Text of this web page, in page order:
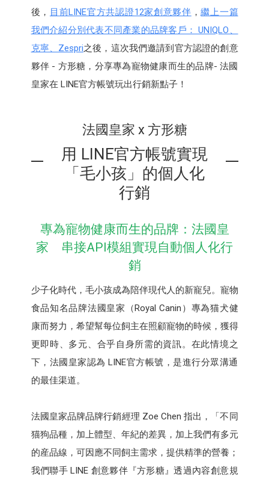
後， 目前LINE官方共認證12家創意夥伴 ，繼上一篇
我們介紹分別代表不同產業的品牌客戶： UNIQLO、
克寧、Zespri之後，這次我們邀請到官方認證的創意
夥伴 - 方形糖，分享專為寵物健康而生的品牌- 法國
皇家在 LINE官方帳號玩出行銷新點子！
法國皇家 x 方形糖
用 LINE官方帳號實現
「毛小孩」的個人化
行銷
專為寵物健康而生的品牌：法國皇
家 串接API模組實現自動個人化行
銷
少子化時代，毛小孩成為陪伴現代人的新寵兒。寵物
食品知名品牌法國皇家（Royal Canin）專為猫犬健
康而努力，希望幫每位飼主在照顧寵物的時候，獲得
更即時、多元、合乎自身所需的資訊。在此情境之
下，法國皇家認為 LINE官方帳號，是進行分眾溝通
的最佳渠道。
法國皇家品牌品牌行銷經理 Zoe Chen 指出，「不同
猫狗品種，加上體型、年紀的差異，加上我們有多元
的産品線，可因應不同飼主需求，提供精準的營養；
我們聯手 LINE 創意夥伴『方形糖』透過內容創意規